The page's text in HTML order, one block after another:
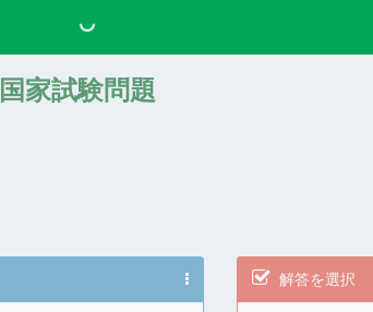
家試験問題
解答を選択